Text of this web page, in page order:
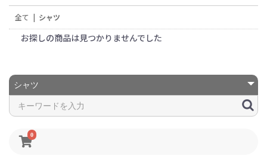
0
全て | シャツ
お探しの商品は見つかりませんでした